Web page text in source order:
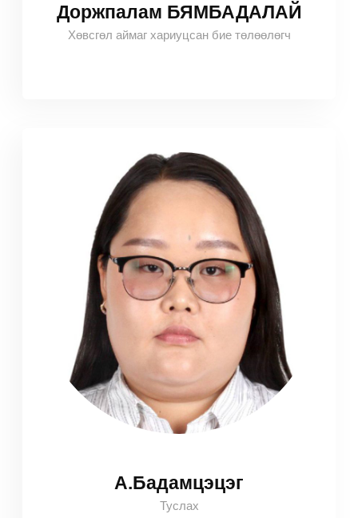
Доржпалам БЯМБАДАЛАЙ
Хөвсгөл аймаг хариуцсан бие төлөөлөгч
А.Бадамцэцэг
Туслах